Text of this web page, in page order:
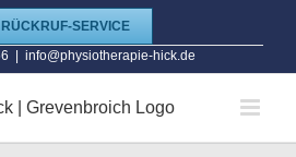
RÜCKRUF-SERVICE
info@physiotherapie-hick.de